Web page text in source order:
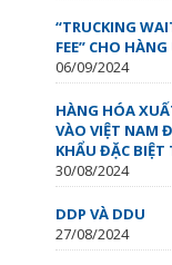
“TRUCKING
FEE” CHO
06/09/2024
HÀNG HÓA
VÀO VIỆT NAM
KHẨU ĐẶC
30/08/2024
DDP VÀ DDU
27/08/2024